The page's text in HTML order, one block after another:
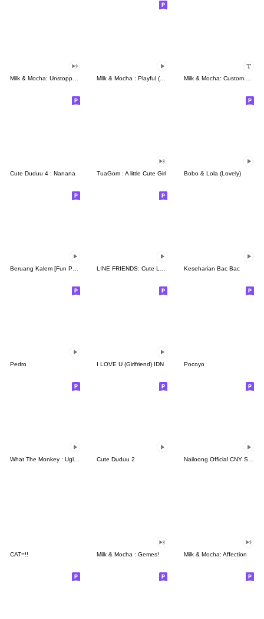
Cute Duduu 4 : Nanana TuaGom : A little Cute Girl Bobo & Lola (Lovely)
Beruang Kalem [Fun Pack] LINE FRIENDS: Cute Loving Expressions Keseharian Bac Bac
Pedro I LOVE U (Girlfriend) IDN Pocoyo
Cute Duduu 2 Nailoong Official CNY Sticker
CAT=!! Milk & Mocha : Gemes! Milk & Mocha: Affection